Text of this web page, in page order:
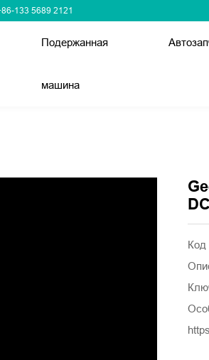
133 5689 2121
Подержанная
машина
Код